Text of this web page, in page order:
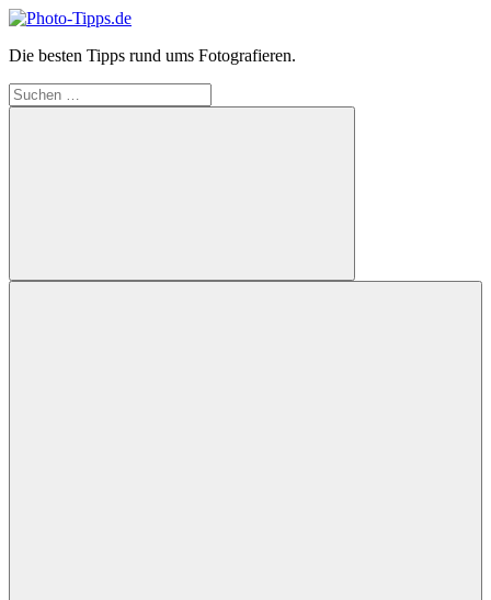
Zum
springen
Photo-
Tipps.de
Die besten Tipps rund ums Fotografieren.
Suchen
nach:
Suchen